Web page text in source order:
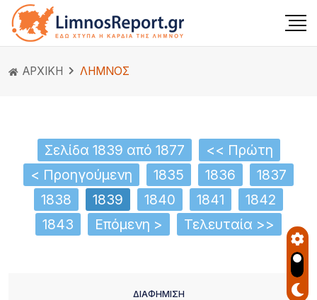
ΑΡΧΙΚΗ ΛΗΜΝΟΣ
Σελίδα 1839 από 1877
<< Πρώτη
< Προηγούμενη
1835 1836
1837
1838
1839 1840 1841
1842
1843
Επόμενη > Τελευταία >>
ΔΙΑΦΗΜΙΣΗ